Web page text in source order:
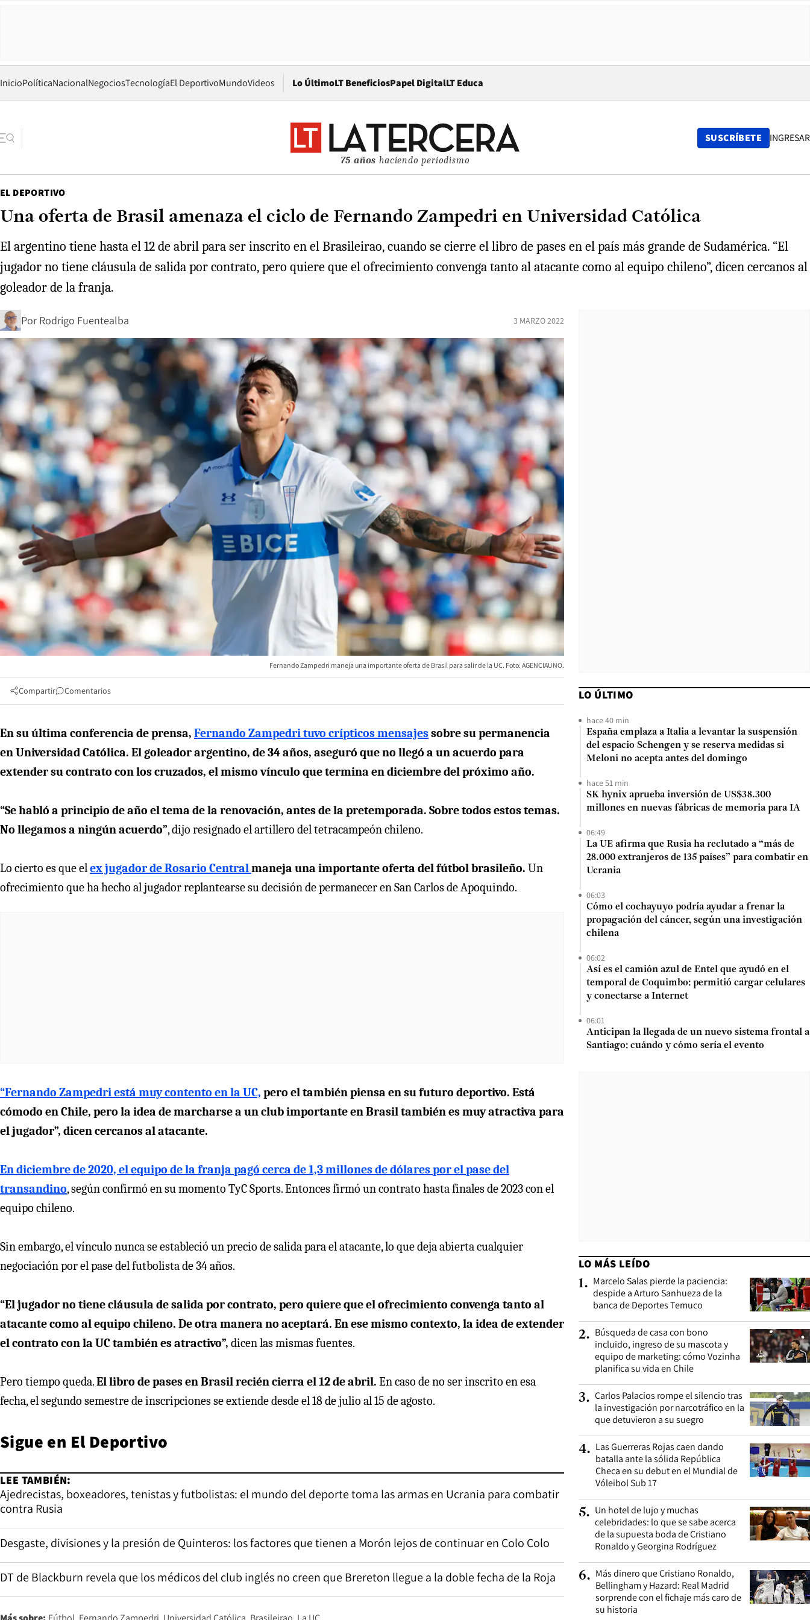
InicioPolíticaNacionalNegociosTecnologíaEl DeportivoMundoVideos Lo ÚltimoLT BeneficiosPapel DigitalOpens in new window
LT Educa
75 años haciendo periodismo
SUSCRÍBETE INGRESAR
EL DEPORTIVO
Una oferta de Brasil amenaza el ciclo de Fernando Zampedri en Universidad Católica
El argentino tiene hasta el 12 de abril para ser inscrito en el Brasileirao, cuando se cierre el libro de pases en el país más grande de Sudamérica. “El
jugador no tiene cláusula de salida por contrato, pero quiere que el ofrecimiento convenga tanto al atacante como al equipo chileno”, dicen cercanos al
goleador de la franja.
Por Rodrigo Fuentealba 3 MARZO 2022
Fernando Zampedri maneja una importante oferta de Brasil para salir de la UC. Foto: AGENCIAUNO.
Compartir Comentarios
En su última conferencia de prensa, Fernando Zampedri tuvo crípticos mensajessobre su permanencia
en Universidad Católica. El goleador argentino, de 34 años, aseguró que no llegó a un acuerdo para
extender su contrato con los cruzados, el mismo vínculo que termina en diciembre del próximo año.
“Se habló a principio de año el tema de la renovación, antes de la pretemporada. Sobre todos estos temas.
No llegamos a ningún acuerdo”, dijo resignado el artillero del tetracampeón chileno.
Lo cierto es que elex jugador de Rosario Centralmaneja una importante oferta del fútbol brasileño. Un
ofrecimiento que ha hecho al jugador replantearse su decisión de permanecer en San Carlos de Apoquindo.
“Fernando Zampedri está muy contento en la UC, pero el también piensa en su futuro deportivo. Está
cómodo en Chile, pero la idea de marcharse a un club importante en Brasil también es muy atractiva para
el jugador”, dicen cercanos al atacante.
En diciembre de 2020, el equipo de la franja pagó cerca de 1,3 millones de dólares por el pase del
transandino, según confirmó en su momento TyC Sports. Entonces firmó un contrato hasta finales de 2023 con el
equipo chileno.
Sin embargo, el vínculo nunca se estableció un precio de salida para el atacante, lo que deja abierta cualquier
negociación por el pase del futbolista de 34 años.
“El jugador no tiene cláusula de salida por contrato, pero quiere que el ofrecimiento convenga tanto al
atacante como al equipo chileno. De otra manera no aceptará. En ese mismo contexto, la idea de extender
el contrato con la UC también es atractivo”, dicen las mismas fuentes.
Pero tiempo queda.El libro de pases en Brasil recién cierra el 12 de abril. En caso de no ser inscrito en esa
fecha, el segundo semestre de inscripciones se extiende desde el 18 de julio al 15 de agosto.
Sigue en El Deportivo
LEE TAMBIÉN:
Ajedrecistas, boxeadores, tenistas y futbolistas: el mundo del deporte toma las armas en Ucrania para combatir
contra Rusia
Desgaste, divisiones y la presión de Quinteros: los factores que tienen a Morón lejos de continuar en Colo Colo
DT de Blackburn revela que los médicos del club inglés no creen que Brereton llegue a la doble fecha de la Roja
LO ÚLTIMO
hace 40 min
España emplaza a Italia a levantar la suspensión
del espacio Schengen y se reserva medidas si
Meloni no acepta antes del domingo
hace 51 min
SK hynix aprueba inversión de US$38.300
millones en nuevas fábricas de memoria para IA
06:49
La UE afirma que Rusia ha reclutado a “más de
28.000 extranjeros de 135 países” para combatir en
Ucrania
06:03
Cómo el cochayuyo podría ayudar a frenar la
propagación del cáncer, según una investigación
chilena
06:02
Así es el camión azul de Entel que ayudó en el
temporal de Coquimbo: permitió cargar celulares
y conectarse a Internet
06:01
Anticipan la llegada de un nuevo sistema frontal a
Santiago: cuándo y cómo sería el evento
LO MÁS LEÍDO
1. Marcelo Salas pierde la paciencia:
despide a Arturo Sanhueza de la
banca de Deportes Temuco
2. Búsqueda de casa con bono
incluido, ingreso de su mascota y
equipo de marketing: cómo Vozinha
planifica su vida en Chile
3. Carlos Palacios rompe el silencio tras
la investigación por narcotráfico en la
que detuvieron a su suegro
4. Las Guerreras Rojas caen dando
batalla ante la sólida República
Checa en su debut en el Mundial de
Vóleibol Sub 17
5. Un hotel de lujo y muchas
celebridades: lo que se sabe acerca
de la supuesta boda de Cristiano
Ronaldo y Georgina Rodríguez
6. Más dinero que Cristiano Ronaldo,
Bellingham y Hazard: Real Madrid
sorprende con el fichaje más caro de
su historia